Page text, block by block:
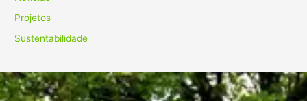
Projetos
Sustentabilidade